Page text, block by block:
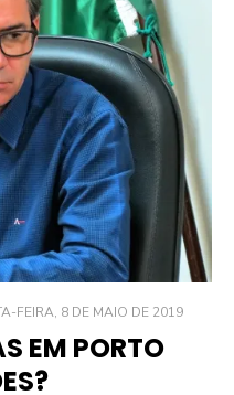
FEIRA, 8 DE MAIO DE 2019
EM PORTO